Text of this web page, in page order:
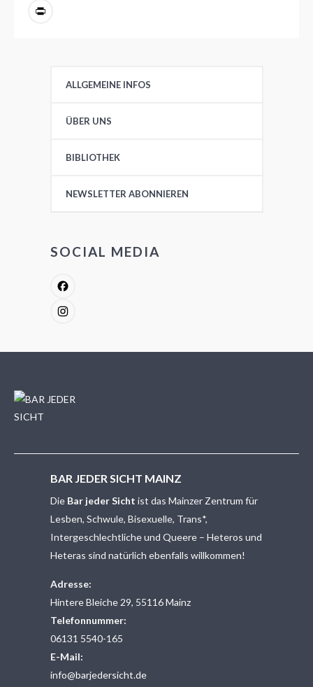
WhatsApp
ALLGEMEINE INFOS
ÜBER UNS
BIBLIOTHEK
NEWSLETTER ABONNIEREN
SOCIAL MEDIA
Facebook
BAR JEDER SICHT MAINZ
Die Bar jeder Sicht ist das Mainzer Zentrum für
Lesben, Schwule, Bisexuelle, Trans*,
Intergeschlechtliche und Queere – Heteros und
Heteras sind natürlich ebenfalls willkommen!
Adresse:
Hintere Bleiche 29, 55116 Mainz
Telefonnummer:
06131 5540-165
E-Mail:
info@barjedersicht.de